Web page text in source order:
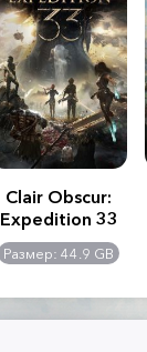
Clair Obscur:
Expedition 33
Размер: 44.9 GB